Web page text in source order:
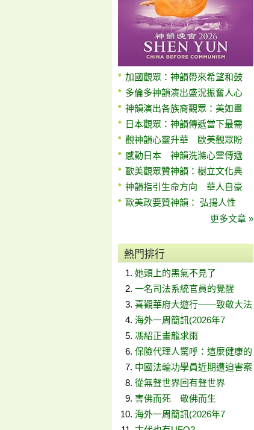
加國觀眾：神韻帶來希望和鼓
多倫多神韻演出盛況振奮人心
神韻演出各族裔觀眾：美如畫
日本觀眾：神韻傳遞當下最需
觀神韻心靈升華 歐美觀眾盼
感動日本 神韻洗滌心靈傳遞
歐美觀眾贊神韻：樹立文化典
神韻指引生命方向 華人自豪
歐美政要贊神韻： 弘揚人性
更多文章 »
熱門排行
她頭上的黑氣不見了
一名司法系統官員的覺醒
喜觀華府大遊行——致敬大法
海外一周簡訊(2026年7
馮紹正畫龍求雨
保險代理人驚呼：這麼健康的
中國法輪功學員近期遭迫害案
從無聲世界回有聲世界
害佛而死 敬佛而生
海外一周簡訊(2026年7